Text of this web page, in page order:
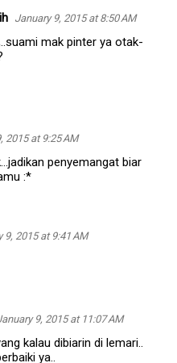
January 9, 2015 at 8:50 AM
mak pinter ya otak-
2015 at 9:25 AM
penyemangat biar
:*
9, 2015 at 9:41 AM
9, 2015 at 11:07 AM
kalau dibiarin di lemari..
ya..